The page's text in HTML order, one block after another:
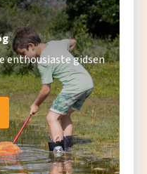
enthousiaste gidsen